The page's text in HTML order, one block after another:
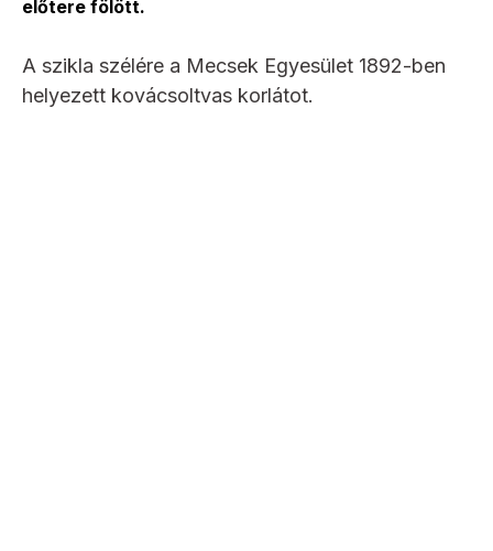
előtere fölött.
A szikla szélére a Mecsek Egyesület 1892-ben
helyezett kovácsoltvas korlátot.